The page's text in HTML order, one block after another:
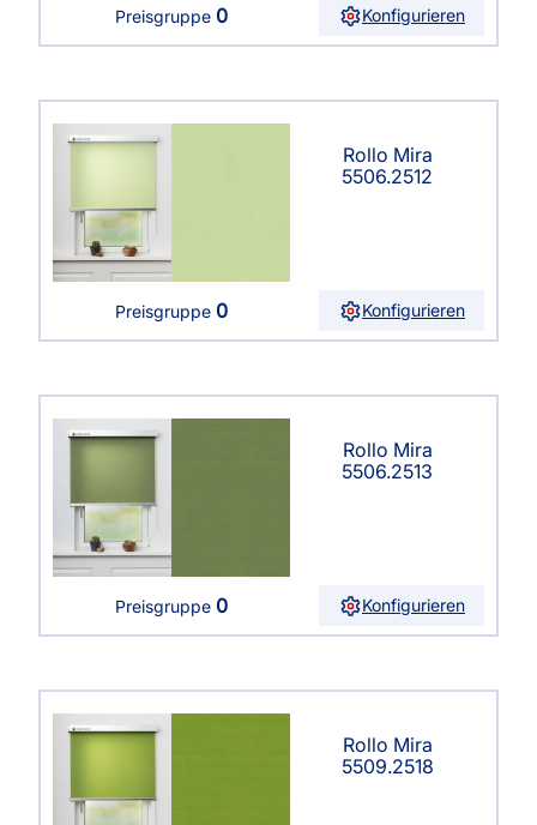
Preisgruppe 0 Konfigurieren
Rollo Mira
5506.2512
Preisgruppe 0 Konfigurieren
Rollo Mira
5506.2513
Preisgruppe 0 Konfigurieren
Rollo Mira
5509.2518